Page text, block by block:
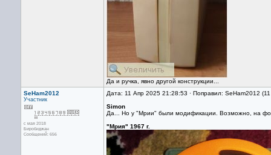
Да и ручка, явно другой конструкции...
SeHam2012
Участник
с мая 2018
Биробиджан
Сообщений: 656
Дата: 11 Апр 2025 21:28:53 · Поправил: SeHam2012
Simon
Да... Но у "Мрии" были модификации. Возможно, на
"Мрия" 1967 г.